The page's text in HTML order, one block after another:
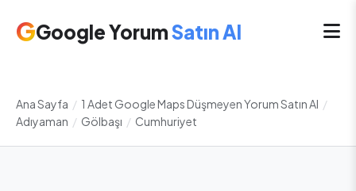
GGoogle YorumSatın Al
Ana Sayfa / 1 Adet Google Maps Düşmeyen Yorum Satın Al /
Adıyaman / Gölbaşı / Cumhuriyet